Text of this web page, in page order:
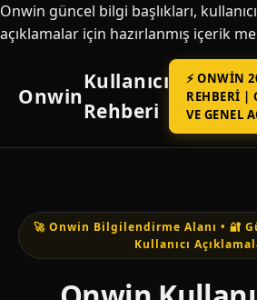
Onwin güncel bilgi başlıkları,
açıklamalar için hazırlanmış içerik
Onwin
Kullanıcı
Rehberi
⚡ ONWIN
REHBERI |
VE GENEL
🚀 Onwin Bilgilendirme Alanı • 🔐
Kullanıcı